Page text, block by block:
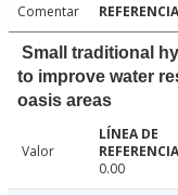
Comentar
Small traditional
to improve water
oasis areas
Valor
0.00